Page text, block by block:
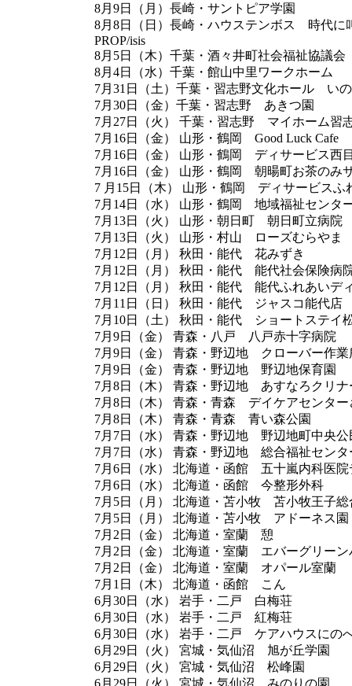
8月9日（月）長崎・サントピア学園
8月8日（日）長崎・ハウステンボス 時代に
PROP/isis
8月5日（木）千葉・酒々井町社会福祉協議
8月4日（水）千葉・館山中里ワークホーム
7月31日（土）千葉・習志野文化ホール い
7月30日（金）千葉・習志野 あきつ園
7月27日（火） 千葉・習志野 マイホーム習
7月16日（金） 山形・鶴岡 Good Luck Cafe
7月16日（金） 山形・鶴岡 ディサービス西
7月16日（金） 山形・鶴岡 朝暘町お茶のみ
7 月15日（木） 山形・鶴岡 ディサービスふ
7月14日（水） 山形・鶴岡 地域福祉センタ
7月13日（火） 山形・朝日町 朝日町立病院
7月13日（火） 山形・村山 ローズむらやま
7月12日（月） 秋田・能代 花みずき
7月12日（月） 秋田・能代 能代社会保険病
7月12日（月） 秋田・能代 能代ふれあいデ
7月11日（日） 秋田・能代 ジャスコ能代店
7月10日（土） 秋田・能代 ショートステイ
7月9日（金） 青森・八戸 八戸赤十字病院
7月9日（金） 青森・野辺地 クローバー作業
7月9日（金） 青森・野辺地 野辺地保育園
7月8日（木） 青森・野辺地 あすなろクリナ
7月8日（木） 青森・青森 デイケアセンター
7月8日（木） 青森・青森 青い森公園
7月7日（水） 青森・野辺地 野辺地町中央
7月7日（水） 青森・野辺地 総合福祉センタ
7月6日（水） 北海道・函館 五十嵐内科医院
7月6日（水） 北海道・函館 今整形外科
7月5日（月） 北海道・苫小牧 苫小牧王子総
7月5日（月） 北海道・苫小牧 アドーネス園
7月2日（金） 北海道・室蘭 憩
7月2日（金） 北海道・室蘭 エバーグリーン
7月2日（金） 北海道・室蘭 オパール室蘭
7月1日（木） 北海道・函館 こん
6月30日（水） 岩手・二戸 白梅荘
6月30日（水） 岩手・二戸 紅梅荘
6月30日（水） 岩手・二戸 ケアハウスにの
6月29日（火） 宮城・気仙沼 旭が丘学園
6月29日（火） 宮城・気仙沼 松峰園
6月29日（火） 宮城・気仙沼 みのりの園